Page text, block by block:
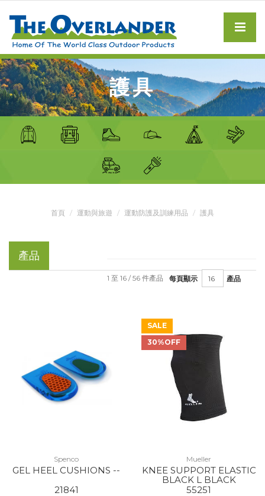
護具
首頁 運動與旅遊 運動防護及訓練用品 護具
產品
每頁顯示 產品
1 至 16 / 56 件產品
Spenco
GEL HEEL CUSHIONS --
21841
SALE
30%OFF
Mueller
KNEE SUPPORT ELASTIC
BLACK L BLACK
55251